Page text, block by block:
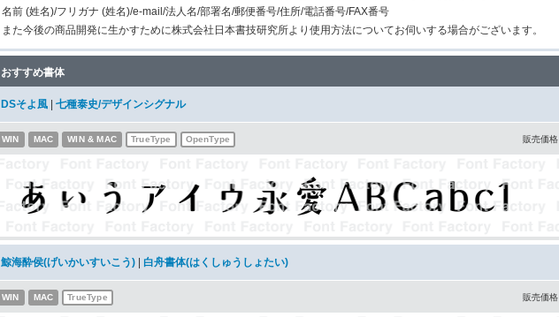
名前 (姓名)/フリガナ (姓名)/e-mail/法人名/部署名/郵便番号/住所/電話番号/FAX番号
また今後の商品開発に生かすために株式会社日本書技研究所より使用方法についてお伺いする場合がございます。
おすすめ書体
DSそよ風 七種泰史/デザインシグナル
販売価格
WIN MAC WIN & MAC TrueType OpenType
鯨海酔侯(げいかいすいこう) 白舟書体(はくしゅうしょたい)
販売価格
WIN MAC TrueType